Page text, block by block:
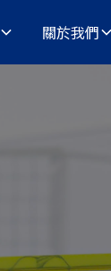
關於我們